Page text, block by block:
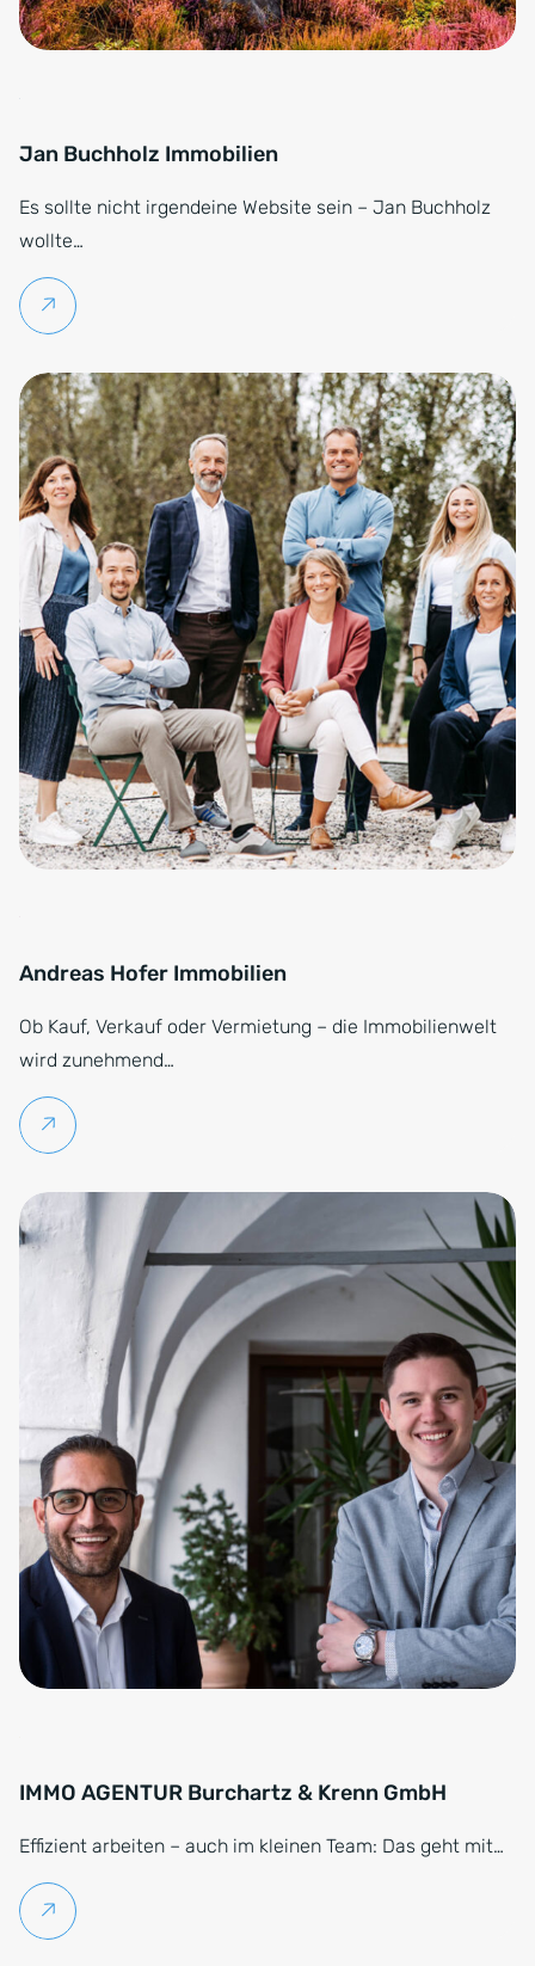
Jan Buchholz Immobilien
Es sollte nicht irgendeine Website sein – Jan Buchholz
wollte…
Weiterlesen
Andreas Hofer Immobilien
Ob Kauf, Verkauf oder Vermietung – die Immobilienwelt
wird zunehmend…
Weiterlesen
IMMO AGENTUR Burchartz & Krenn GmbH
Effizient arbeiten – auch im kleinen Team: Das geht mit…
Weiterlesen